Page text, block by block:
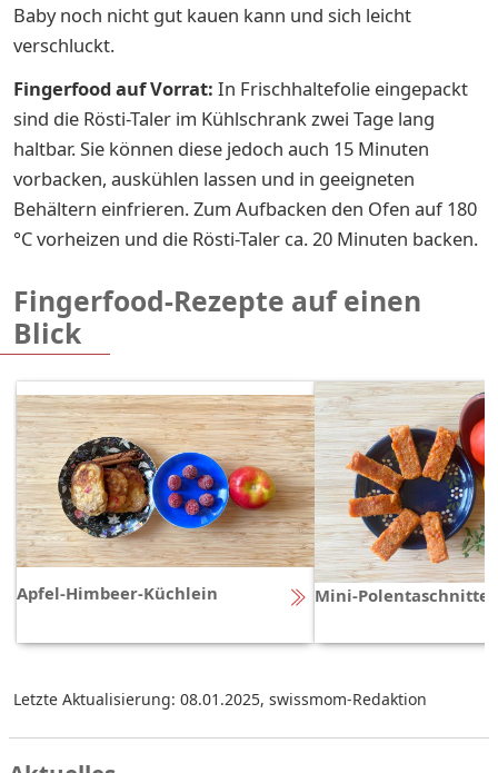
Baby noch nicht gut kauen kann und sich leicht
verschluckt.
Fingerfood auf Vorrat: In Frischhaltefolie eingepackt
sind die Rösti-Taler im Kühlschrank zwei Tage lang
haltbar. Sie können diese jedoch auch 15 Minuten
vorbacken, auskühlen lassen und in geeigneten
Behältern einfrieren. Zum Aufbacken den Ofen auf 180
°C vorheizen und die Rösti-Taler ca. 20 Minuten backen.
Fingerfood-Rezepte auf einen
Blick
Apfel-Himbeer-Küchlein Mini-
Letzte Aktualisierung: 08.01.2025, swissmom-Redaktion